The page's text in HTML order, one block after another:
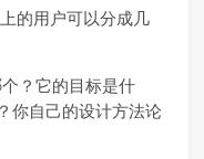
的用户可以分成几
？它的目标是什
你自己的设计方法论